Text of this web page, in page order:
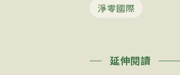
淨零國際
延伸閱讀